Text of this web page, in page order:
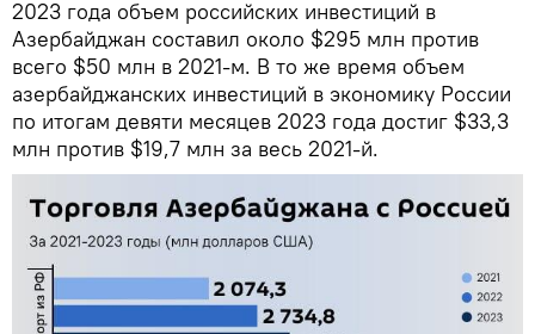
2023 года объем российских инвестиций в
Азербайджан составил около $295 млн против
всего $50 млн в 2021-м. В то же время объем
азербайджанских инвестиций в экономику России
по итогам девяти месяцев 2023 года достиг $33,3
млн против $19,7 млн за весь 2021-й.